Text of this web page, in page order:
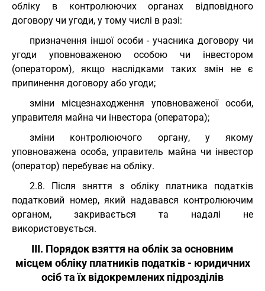
обліку в контролюючих органах відповідного
договору чи угоди, у тому числі в разі:
призначення іншої особи - учасника договору чи
угоди уповноваженою особою чи інвестором
(оператором), якщо наслідками таких змін не є
припинення договору або угоди;
зміни місцезнаходження уповноваженої особи,
управителя майна чи інвестора (оператора);
зміни контролюючого органу, у якому
уповноважена особа, управитель майна чи інвестор
(оператор) перебуває на обліку.
2.8. Після зняття з обліку платника податків
податковий номер, який надавався контролюючим
органом, закривається та надалі не
використовується.
III. Порядок взяття на облік за основним
місцем обліку платників податків - юридичних
осіб та їх відокремлених підрозділів